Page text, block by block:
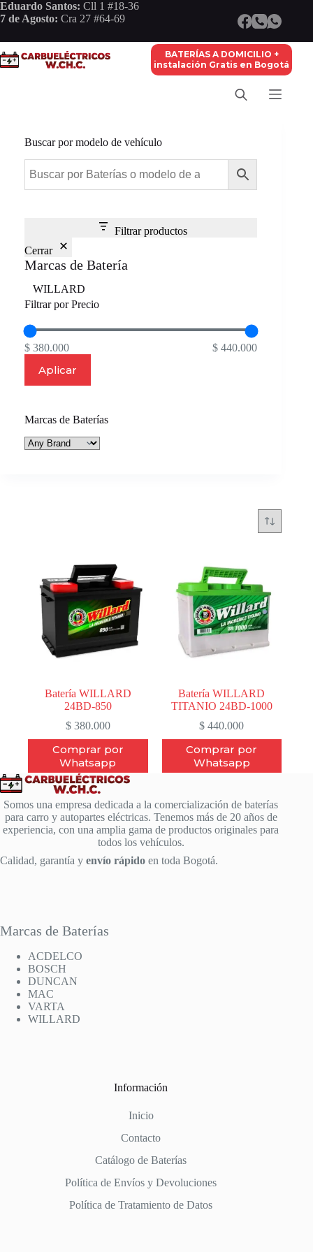
Saltar
al
Eduardo Santos: Cll 1 #18-36
7 de Agosto: Cra 27 #64-69
BATERÍAS A DOMICILIO +
instalación Gratis en Bogotá
Batería WILLARD
24BD-850
$380.000
Comprar por
Whatsapp
Batería WILLARD
TITANIO 24BD-1000
$ 440.000
Comprar por
Whatsapp
Buscar por modelo de vehículo
Filtrar productos
Cerrar
Marcas de Batería
Marca
WILLARD
Filtrar por Precio
$ 380.000 $ 440.000
Aplicar
Marcas de Baterías
Somos una empresa dedicada a la comercialización de baterías
para carro y autopartes eléctricas. Tenemos más de 20 años de
experiencia, con una amplia gama de productos originales para
todos los vehículos.
Calidad, garantía y envío rápido en toda Bogotá.
Marcas de Baterías
ACDELCO
BOSCH
DUNCAN
MAC
VARTA
WILLARD
Información
Inicio
Contacto
Catálogo de Baterías
Política de Envíos y Devoluciones
Política de Tratamiento de Datos